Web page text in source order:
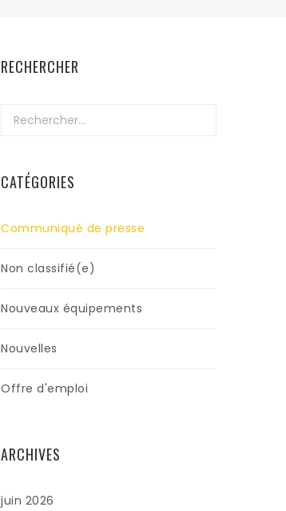
RECHERCHER
Rechercher :
CATÉGORIES
Communiqué de presse
Non classifié(e)
Nouveaux équipements
Nouvelles
Offre d'emploi
ARCHIVES
juin 2026